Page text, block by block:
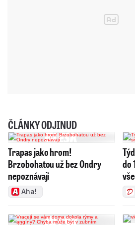
ČLÁNKY ODJINUD
Trapas jako hrom!
Brzobohatou už bez Ondry
nepoznávají
Aha!
do